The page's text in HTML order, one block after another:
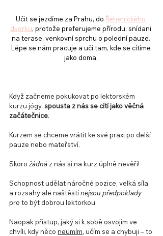
Učit se jezdíme za Prahu, do Řehenického
dvorku, protože preferujeme přírodu, snídani
na terase, venkovní sprchu o polední pauze.
Lépe se nám pracuje a učí tam, kde se cítíme
jako doma.
Když začneme pokukovat po lektorském
kurzu jógy, spousta z nás se cítí jako věčná
začátečnice.
Kurzem se chceme vrátit ke své praxi po delší
pauze nebo mateřství.
Skoro žádná z nás si na kurz úplně nevěří!
Schopnost udělat náročné pozice, velká síla
a rozsahy ale naštěstí nejsou předpoklady
pro to být dobrou lektorkou.
Naopak přístup, jaký si k sobě osvojím ve
chvíli, kdy něco neumím, učím se a chybuji – to